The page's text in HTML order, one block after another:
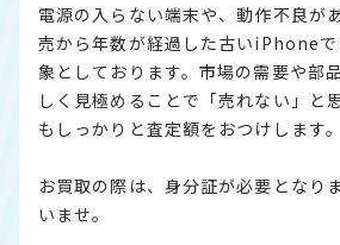
電源の入らない端末や、動作不良が
売から年数が経過した古いiPhoneで
象としております。市場の需要や部
しく見極めることで「売れない」と
もしっかりと査定額をおつけします。
お買取の際は、身分証が必要となり
いませ。